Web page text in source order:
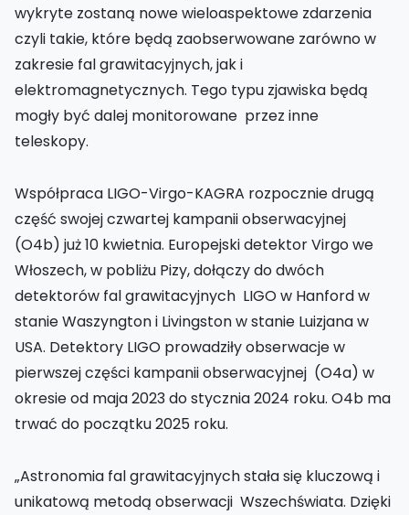
wykryte zostaną nowe wieloaspektowe zdarzenia
czyli takie, które będą zaobserwowane zarówno w
zakresie fal grawitacyjnych, jak i
elektromagnetycznych. Tego typu zjawiska będą
mogły być dalej monitorowane przez inne
teleskopy.
Współpraca LIGO-Virgo-KAGRA rozpocznie drugą
część swojej czwartej kampanii obserwacyjnej
(O4b) już 10 kwietnia. Europejski detektor Virgo we
Włoszech, w pobliżu Pizy, dołączy do dwóch
detektorów fal grawitacyjnych LIGO w Hanford w
stanie Waszyngton i Livingston w stanie Luizjana w
USA. Detektory LIGO prowadziły obserwacje w
pierwszej części kampanii obserwacyjnej (O4a) w
okresie od maja 2023 do stycznia 2024 roku. O4b ma
trwać do początku 2025 roku.
„Astronomia fal grawitacyjnych stała się kluczową i
unikatową metodą obserwacji Wszechświata. Dzięki